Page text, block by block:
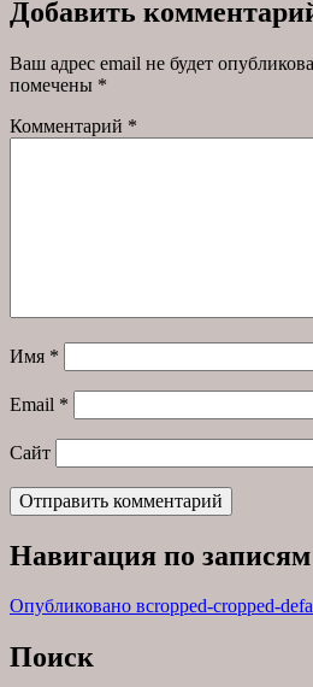
Добавить
Ваш адрес email не будет
помечены *
Комментарий *
Имя *
Email *
Сайт
Навигация по записям
Опубликовано вcropped-cropped-
Поиск